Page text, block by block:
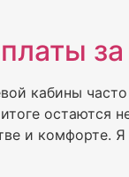
кабины
остаются
и комфорте.